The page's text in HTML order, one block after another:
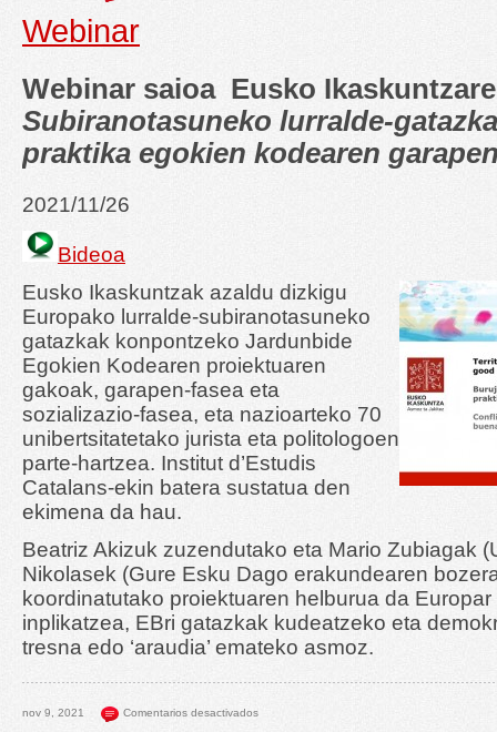
Webinar
Webinar saioa Eusko
Subiranotasuneko lurralde-
praktika egokien kodearen
2021/11/26
Bideoa
Eusko Ikaskuntzak azaldu dizkigu
Europako lurralde-subiranotasuneko
gatazkak konpontzeko Jardunbide
Egokien Kodearen proiektuaren
gakoak, garapen-fasea eta
sozializazio-fasea, eta nazioarteko 70
unibertsitatetako jurista eta politologoen
parte-hartzea. Institut d’Estudis
Catalans-ekin batera sustatua den
ekimena da hau.
Beatriz Akizuk zuzendutako eta Mario Zubiagak
Nikolasek (Gure Esku Dago erakundearen
koordinatutako proiektuaren helburua da
inplikatzea, EBri gatazkak kudeatzeko eta
tresna edo ‘araudia’ emateko asmoz.
nov 9, 2021 Comentarios desactivados